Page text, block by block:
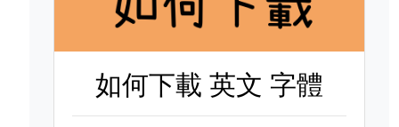
如何下載英文 字體